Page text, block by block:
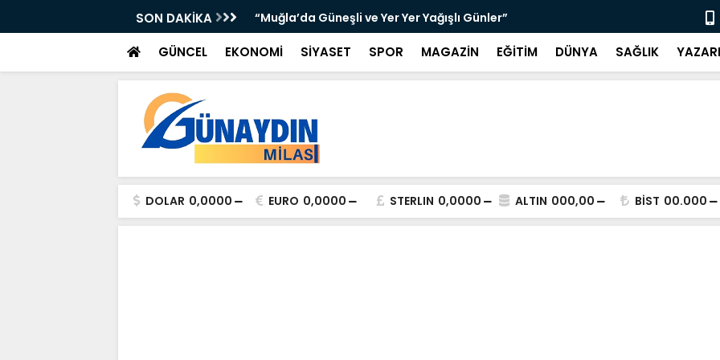
SON DAKİKA
ATTI: TORUNOĞULLARI VE OLTULU BİR “Muğla’da Güneşli ve Yer Yer Yağışlı Günler” “Sosyolog
GÜNCEL EKONOMİ SİYASET SPOR MAGAZİN EĞİTİM DÜNYA SAĞLIK
DOLAR 0,0000 EURO 0,0000 STERLIN 0,0000 ALTIN 000,00 BİST 00.000